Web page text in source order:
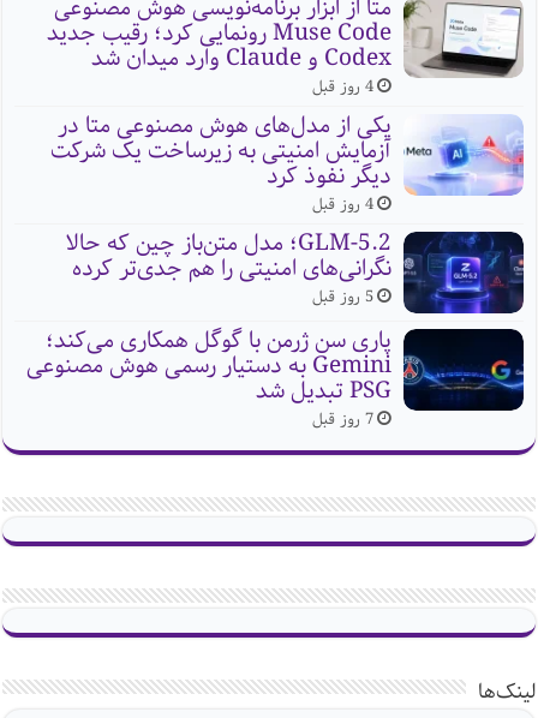
متا از ابزار برنامه‌نویسی هوش مصنوعی
Muse Code رونمایی کرد؛ رقیب جدید
Codex و Claude وارد میدان شد
4 روز قبل
یکی از مدل‌های هوش مصنوعی متا در
آزمایش امنیتی به زیرساخت یک شرکت
دیگر نفوذ کرد
4 روز قبل
GLM-5.2؛ مدل متن‌باز چین که حالا
نگرانی‌های امنیتی را هم جدی‌تر کرده
5 روز قبل
پاری سن ژرمن با گوگل همکاری می‌کند؛
Gemini به دستیار رسمی هوش مصنوعی
PSG تبدیل شد
7 روز قبل
لینک‌ها